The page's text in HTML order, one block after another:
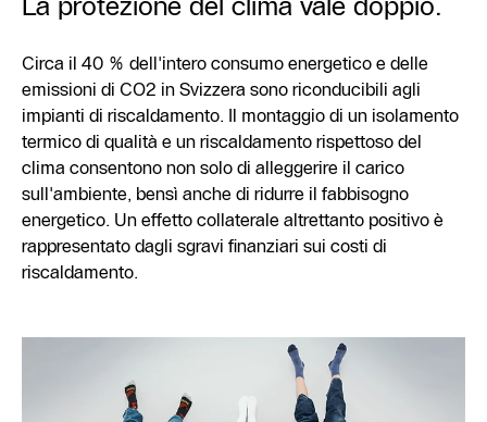
Circa il 40 % dell'intero consumo energetico e delle
emissioni di CO2 in Svizzera sono riconducibili agli
impianti di riscaldamento. Il montaggio di un isolamento
termico di qualità e un riscaldamento rispettoso del
clima consentono non solo di alleggerire il carico
sull'ambiente, bensì anche di ridurre il fabbisogno
energetico. Un effetto collaterale altrettanto positivo è
rappresentato dagli sgravi finanziari sui costi di
riscaldamento.